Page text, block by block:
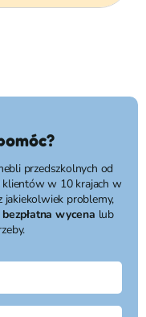
przedszkolnych od
w 10 krajach w
jakiekolwiek problemy,
bezpłatna wycena lub